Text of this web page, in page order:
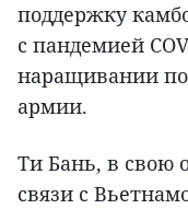
поддержку
с пандемией
наращивании
армии.
Ти Бань, в свою
связи с